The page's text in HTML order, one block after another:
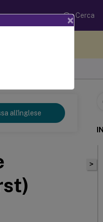
Cerca
all'inglese
>
×